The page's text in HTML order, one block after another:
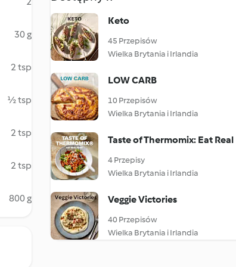
30 g
2 tsp
½ tsp
2 tsp
2 tsp
800 g
Keto
45 Przepisów
Wielka Brytania i Irlandia
LOW CARB
10 Przepisów
Wielka Brytania i Irlandia
Taste of Thermomix: Eat
4 Przepisy
Wielka Brytania i Irlandia
Veggie Victories
40 Przepisów
Wielka Brytania i Irlandia